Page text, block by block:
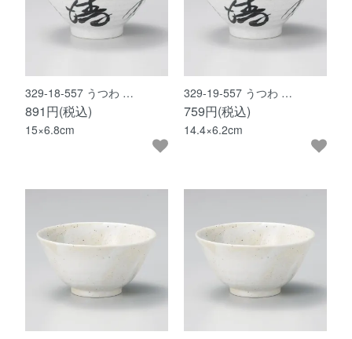
329-18-557 うつわ …
891円(税込)
15×6.8cm
329-19-557 うつわ …
759円(税込)
14.4×6.2cm